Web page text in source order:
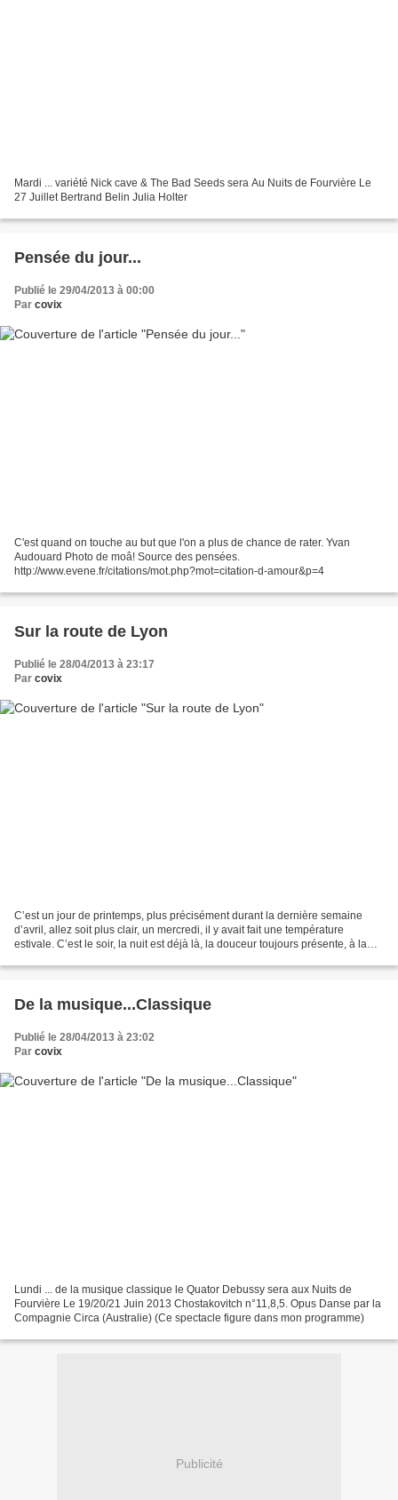
Mardi ... variété Nick cave & The Bad Seeds sera Au Nuits de Fourvière Le
27 Juillet Bertrand Belin Julia Holter
Pensée du jour...
Publié le 29/04/2013 à 00:00
Par covix
C'est quand on touche au but que l'on a plus de chance de rater. Yvan
Audouard Photo de moâ! Source des pensées.
http://www.evene.fr/citations/mot.php?mot=citation-d-amour&p=4
Sur la route de Lyon
Publié le 28/04/2013 à 23:17
Par covix
C’est un jour de printemps, plus précisément durant la dernière semaine
d’avril, allez soit plus clair, un mercredi, il y avait fait une température
estivale. C’est le soir, la nuit est déjà là, la douceur toujours présente, à la
De la musique...Classique
Publié le 28/04/2013 à 23:02
Par covix
Lundi ... de la musique classique le Quator Debussy sera aux Nuits de
Fourvière Le 19/20/21 Juin 2013 Chostakovitch n°11,8,5. Opus Danse par la
Compagnie Circa (Australie) (Ce spectacle figure dans mon programme)
Publicité